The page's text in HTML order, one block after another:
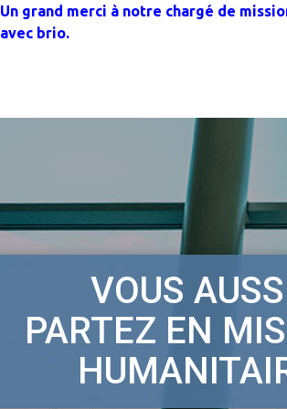
Un grand merci à notre chargé de
avec brio.
VOUS
PARTEZ EN